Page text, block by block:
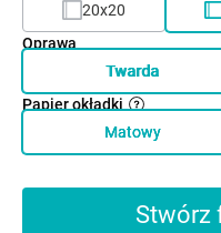
20x20
Oprawa
Twarda
Papier okładki
Matowy
Stwórz